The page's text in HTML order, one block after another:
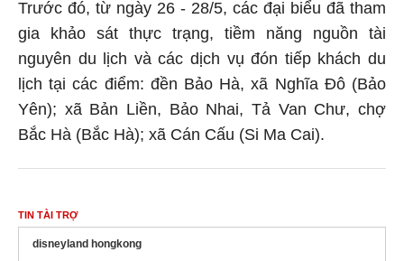
Trước đó, từ ngày 26 - 28/5, các đại biểu đã tham
gia khảo sát thực trạng, tiềm năng nguồn tài
nguyên du lịch và các dịch vụ đón tiếp khách du
lịch tại các điểm: đền Bảo Hà, xã Nghĩa Đô (Bảo
Yên); xã Bản Liền, Bảo Nhai, Tả Van Chư, chợ
Bắc Hà (Bắc Hà); xã Cán Cấu (Si Ma Cai).
TIN TÀI TRỢ
disneyland hongkong